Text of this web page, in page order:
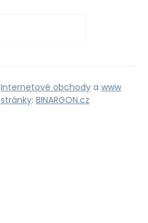
Internetové obchody a www
stránky: BINARGON.cz